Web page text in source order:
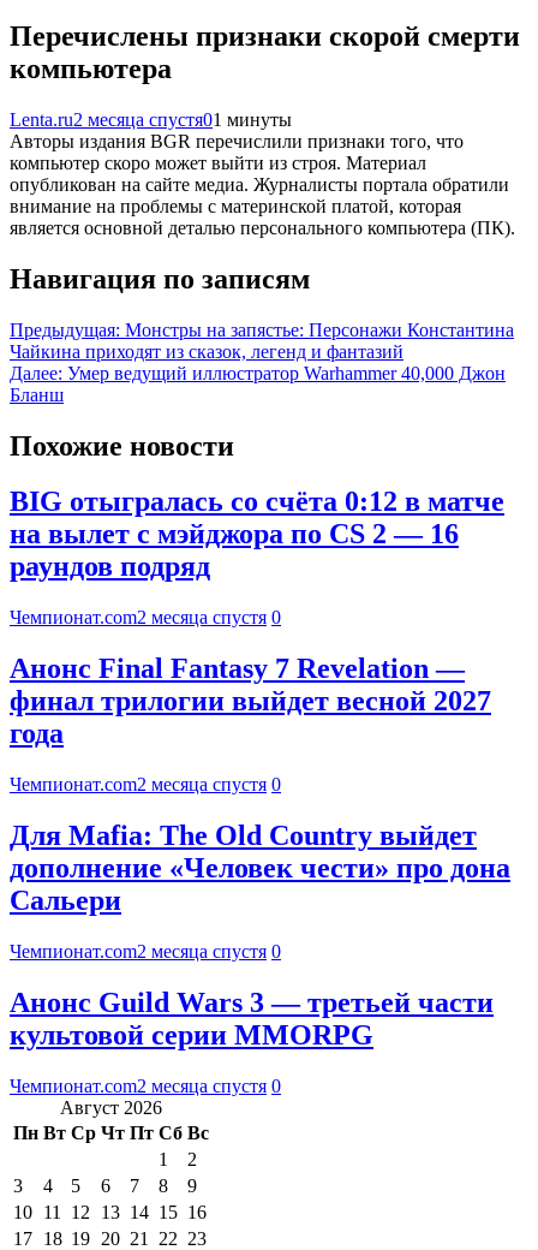
Перечислены признаки скорой смерти
компьютера
Lenta.ru2 месяца спустя01 минуты
Авторы издания BGR перечислили признаки того, что
компьютер скоро может выйти из строя. Материал
опубликован на сайте медиа. Журналисты портала обратили
внимание на проблемы с материнской платой, которая
является основной деталью персонального компьютера (ПК).
Навигация по записям
Предыдущая: Монстры на запястье: Персонажи Константина
Чайкина приходят из сказок, легенд и фантазий
Далее: Умер ведущий иллюстратор Warhammer 40,000 Джон
Бланш
Похожие новости
BIG отыгралась со счёта 0:12 в матче
на вылет с мэйджора по CS 2 — 16
раундов подряд
Чемпионат.com2 месяца спустя 0
Анонс Final Fantasy 7 Revelation —
финал трилогии выйдет весной 2027
года
Чемпионат.com2 месяца спустя 0
Для Mafia: The Old Country выйдет
дополнение «Человек чести» про дона
Сальери
Чемпионат.com2 месяца спустя 0
Анонс Guild Wars 3 — третьей части
культовой серии MMORPG
Чемпионат.com2 месяца спустя 0
Август 2026
Пн Вт Ср Чт Пт Сб Вс
1
2
3
4 5 6 7 8
9
10 11 12 13 14 15 16
17 18 19 20 21 22 23